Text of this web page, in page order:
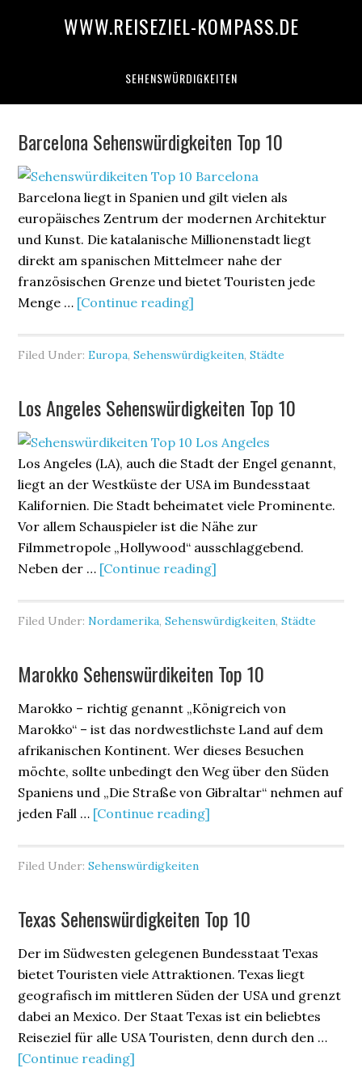
WWW.REISEZIEL-KOMPASS.DE
SEHENSWÜRDIGKEITEN
Barcelona Sehenswürdigkeiten Top 10
Barcelona liegt in Spanien und gilt vielen als
europäisches Zentrum der modernen Architektur
und Kunst. Die katalanische Millionenstadt liegt
direkt am spanischen Mittelmeer nahe der
französischen Grenze und bietet Touristen jede
Menge … [Continue reading]
Filed Under:Europa,Sehenswürdigkeiten,Städte
Los Angeles Sehenswürdigkeiten Top 10
Los Angeles (LA), auch die Stadt der Engel genannt,
liegt an der Westküste der USA im Bundesstaat
Kalifornien. Die Stadt beheimatet viele Prominente.
Vor allem Schauspieler ist die Nähe zur
Filmmetropole „Hollywood“ ausschlaggebend.
Neben der … [Continue reading]
Filed Under:Nordamerika,Sehenswürdigkeiten,Städte
Marokko Sehenswürdikeiten Top 10
Marokko – richtig genannt „Königreich von
Marokko“ – ist das nordwestlichste Land auf dem
afrikanischen Kontinent. Wer dieses Besuchen
möchte, sollte unbedingt den Weg über den Süden
Spaniens und „Die Straße von Gibraltar“ nehmen auf
jeden Fall … [Continue reading]
Filed Under:Sehenswürdigkeiten
Texas Sehenswürdigkeiten Top 10
Der im Südwesten gelegenen Bundesstaat Texas
bietet Touristen viele Attraktionen. Texas liegt
geografisch im mittleren Süden der USA und grenzt
dabei an Mexico. Der Staat Texas ist ein beliebtes
Reiseziel für alle USA Touristen, denn durch den …
[Continue reading]